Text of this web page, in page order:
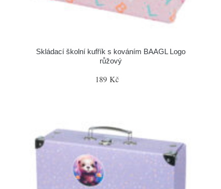
Skládací školní kufřík s kováním BAAGL Logo
růžový
189 Kč